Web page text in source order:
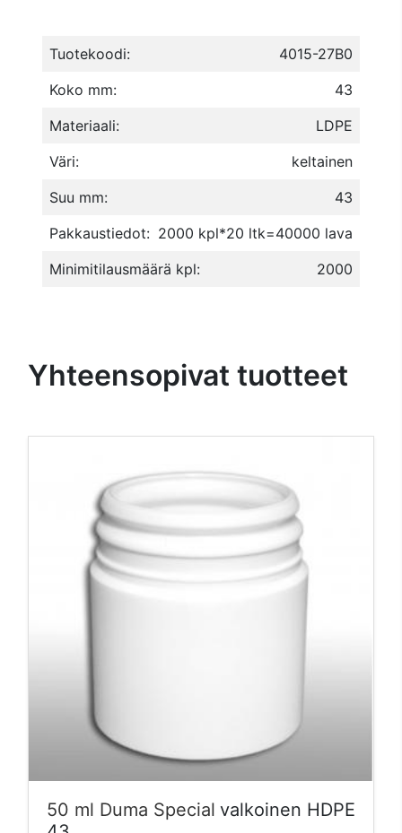
Tuotekoodi:
4015-27B0
Koko mm:
43
Materiaali:
LDPE
Väri:
keltainen
Suu mm:
43
Pakkaustiedot: 2000 kpl*20 ltk=40000 lava
Minimitilausmäärä kpl:
2000
Yhteensopivat tuotteet
50 ml Duma Special valkoinen HDPE